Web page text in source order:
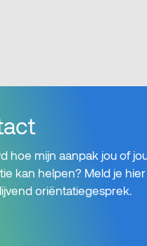
hoe mijn aanpak jou of
kan helpen? Meld je
oriëntatiegesprek.